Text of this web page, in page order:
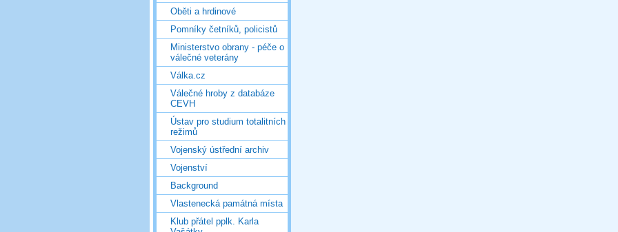
Oběti a hrdinové
Pomníky četníků, policistů
Ministerstvo obrany - péče o
válečné veterány
Válka.cz
Válečné hroby z databáze
CEVH
Ústav pro studium totalitních
režimů
Vojenský ústřední archiv
Vojenství
Background
Vlastenecká památná místa
Klub přátel pplk. Karla